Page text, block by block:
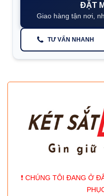
ĐẶT
Giao hàng tận nơi,
TƯ VẤN NHANH
❗️ CHÚNG TÔI ĐANG Ở